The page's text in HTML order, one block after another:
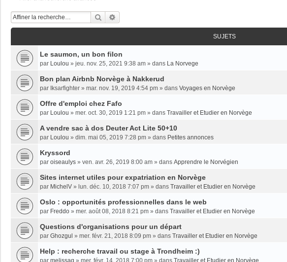
Rechercher
SUJETS
Le saumon, un bon filon
par Loulou » jeu. nov. 25, 2021 9:38 am » dans La Norvege
Bon plan Airbnb Norvège à Nakkerud
par Iksarfighter » mar. nov. 19, 2019 4:54 pm » dans Voyages en Norvège
Offre d'emploi chez Fafo
par Loulou » mer. oct. 30, 2019 1:21 pm » dans Travailler et Etudier en Norvège
A vendre sac à dos Deuter Act Lite 50+10
par Loulou » dim. mai 05, 2019 7:28 pm » dans Petites annonces
Kryssord
par oiseaulys » ven. avr. 26, 2019 8:00 am » dans Apprendre le Norvégien
Sites internet utiles pour expatriation en Norvège
par MichelV » lun. déc. 10, 2018 7:07 pm » dans Travailler et Etudier en Norvège
Oslo : opportunités professionnelles dans le web
par Freddo » mer. août 08, 2018 8:21 pm » dans Travailler et Etudier en Norvège
Questions d'organisations pour un départ
par Ghozgul » mer. févr. 21, 2018 8:09 pm » dans Travailler et Etudier en Norvège
Help : recherche travail ou stage à Trondheim :)
par melissag » mer. févr. 14, 2018 7:00 pm » dans Travailler et Etudier en Norvège